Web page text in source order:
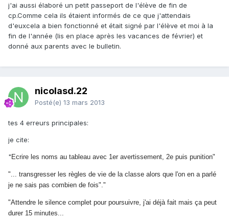
j'ai aussi élaboré un petit passeport de l'élève de fin de
cp.Comme cela ils étaient informés de ce que j'attendais
d'euxcela a bien fonctionné et était signé par l'élève et moi à la
fin de l'année (lis en place après les vacances de février) et
donné aux parents avec le bulletin.
nicolasd.22
Posté(e) 13 mars 2013
tes 4 erreurs principales:
je cite:
" Ecrire les noms au tableau avec 1er avertissement, 2e puis punition"
"... transgresser les règles de vie de la classe alors que l'on en a parlé
je ne sais pas combien de fois"."
"Attendre le silence complet pour poursuivre, j'ai déjà fait mais ça peut
durer 15 minutes...